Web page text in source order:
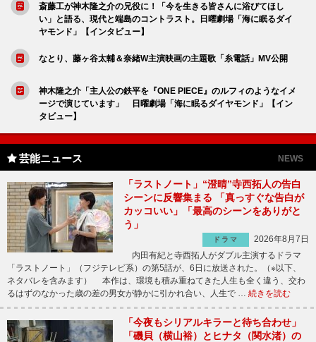
斎藤工が神木隆之介の兄役に！「今を生きる皆さんに浴びてほし
い」と語る、現代と端島のコントラスト。日曜劇場「海に眠るダイ
ヤモンド」【インタビュー】
なとり、藤ヶ谷太輔＆奈緒W主演映画の主題歌「糸電話」MV公開
神木隆之介「主人公の鉄平を『ONE PIECE』のルフィのようなイメ
ージで演じています」 日曜劇場「海に眠るダイヤモンド」【イン
タビュー】
芸能ニュース NEWS
「ラストノート」“澄晴”寺西拓人の告白
シーンに反響集まる 「真っすぐな告白が
カッコいい」「最高のシーンをありがと
う」
ドラマ
2026年8月7日
内田有紀と寺西拓人がダブル主演するドラマ
「ラストノート」（フジテレビ系）の第5話が、6日に放送された。（※以下、
ネタバレを含みます） 本作は、環境も積み重ねてきた人生も全く違う、交わ
るはずのなかった歳の差の男女が静かに引かれ合い、人生で … 続きを読む
「今夜もシリアルキラーと待ち合わせ」
「磯貝（横山裕）とヒナタ（関水渚）の